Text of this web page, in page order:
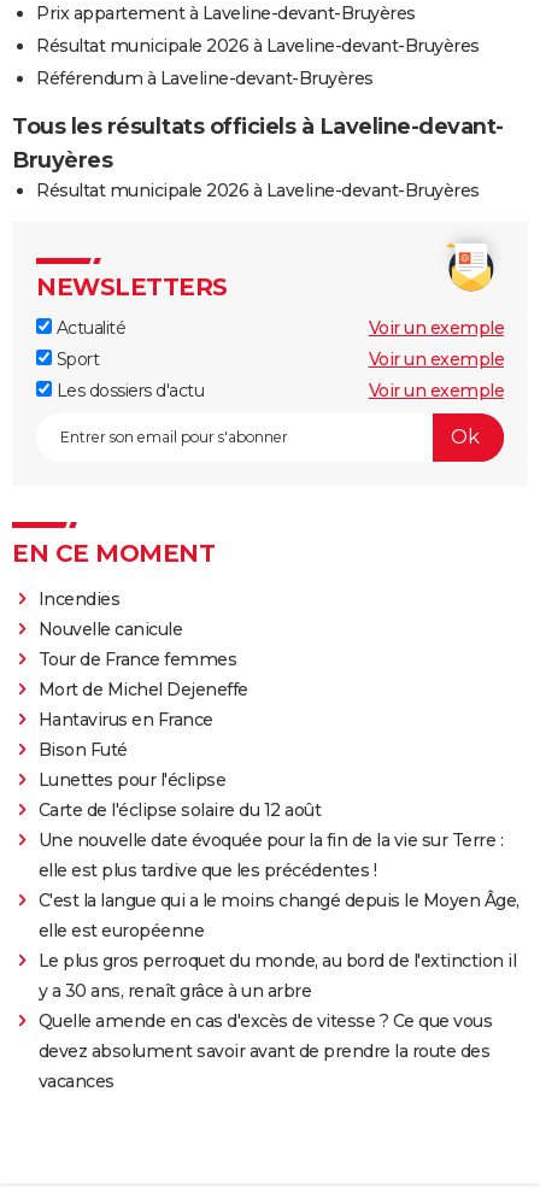
Prix appartement à Laveline-devant-Bruyères
Résultat municipale 2026 à Laveline-devant-Bruyères
Référendum à Laveline-devant-Bruyères
Tous les résultats officiels à Laveline-devant-
Bruyères
Résultat municipale 2026 à Laveline-devant-Bruyères
NEWSLETTERS
Actualité
Voir un exemple
Sport
Voir un exemple
Les dossiers d'actu
Voir un exemple
EN CE MOMENT
Incendies
Nouvelle canicule
Tour de France femmes
Mort de Michel Dejeneffe
Hantavirus en France
Bison Futé
Lunettes pour l'éclipse
Carte de l'éclipse solaire du 12 août
Une nouvelle date évoquée pour la fin de la vie sur Terre :
elle est plus tardive que les précédentes !
C'est la langue qui a le moins changé depuis le Moyen Âge,
elle est européenne
Le plus gros perroquet du monde, au bord de l'extinction il
y a 30 ans, renaît grâce à un arbre
Quelle amende en cas d'excès de vitesse ? Ce que vous
devez absolument savoir avant de prendre la route des
vacances